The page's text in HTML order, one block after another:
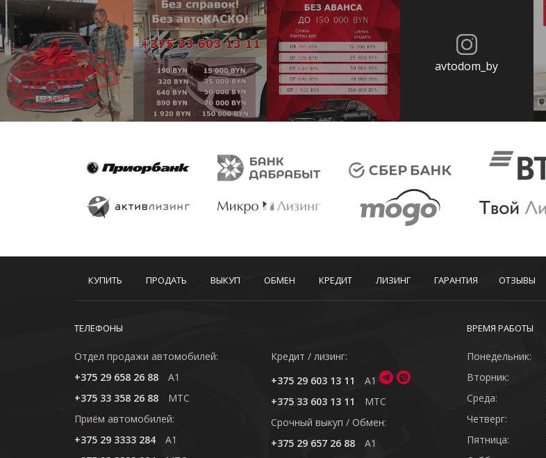
avtodom_by
КУПИТЬ ПРОДАТЬ ВЫКУП ОБМЕН КРЕДИТ ЛИЗИНГ ГАРАНТИЯ ОТЗЫВЫ
ТЕЛЕФОНЫ
Отдел продажи автомобилей:
+375 29 658 26 88
A1
+375 33 358 26 88
MTC
Приём автомобилей:
+375 29 3333 284
A1
Кредит / лизинг:
+375 29 603 13 11
A1
+375 33 603 13 11
MTC
Cрочный выкуп / Обмен:
+375 29 657 26 88
A1
ВРЕМЯ РАБОТЫ
Понедельник:
Вторник:
Среда:
Четверг:
Пятница: